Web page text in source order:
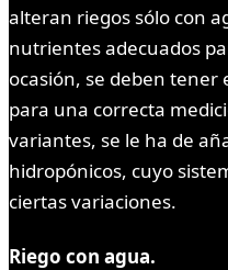
alteran riegos sólo con
nutrientes adecuados
ocasión, se deben
para una correcta
variantes, se le ha de
hidropónicos, cuyo
ciertas variaciones.
Riego con agua.